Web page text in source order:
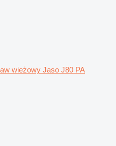
wieżowy Jaso J80 PA